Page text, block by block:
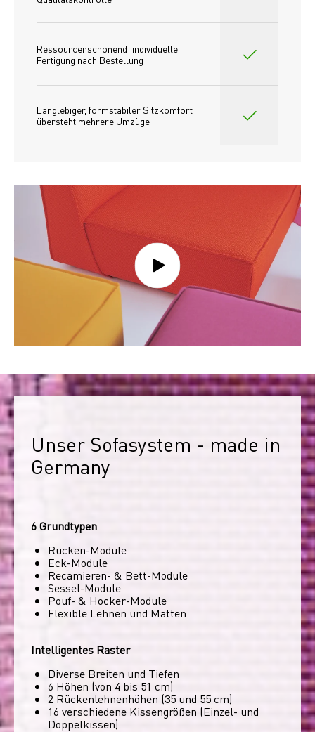
Ressourcenschonend: individuelle
Fertigung nach Bestellung
Langlebiger, formstabiler Sitzkomfort
übersteht mehrere Umzüge
Unser Sofasystem - made in
Germany
6 Grundtypen
Rücken-Module
Eck-Module
Recamieren- & Bett-Module
Sessel-Module
Pouf- & Hocker-Module
Flexible Lehnen und Matten
Intelligentes Raster
Diverse Breiten und Tiefen
6 Höhen (von 4 bis 51 cm)
2 Rückenlehnenhöhen (35 und 55 cm)
16 verschiedene Kissengrößen (Einzel- und
Doppelkissen)